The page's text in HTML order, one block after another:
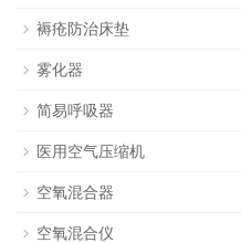
褥疮防治床垫
雾化器
简易呼吸器
医用空气压缩机
空氧混合器
空氧混合仪